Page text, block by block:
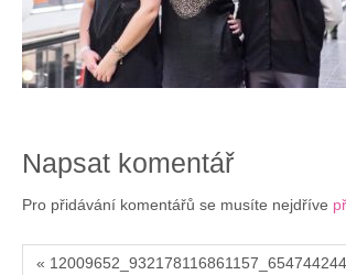
Napsat komentář
Pro přidávání komentářů se musíte nejdříve
«